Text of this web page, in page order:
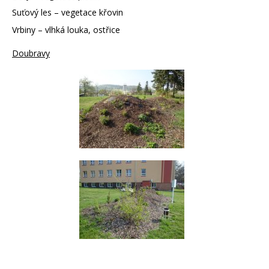
Suťový les – vegetace křovin
Vrbiny – vlhká louka, ostřice
Doubravy